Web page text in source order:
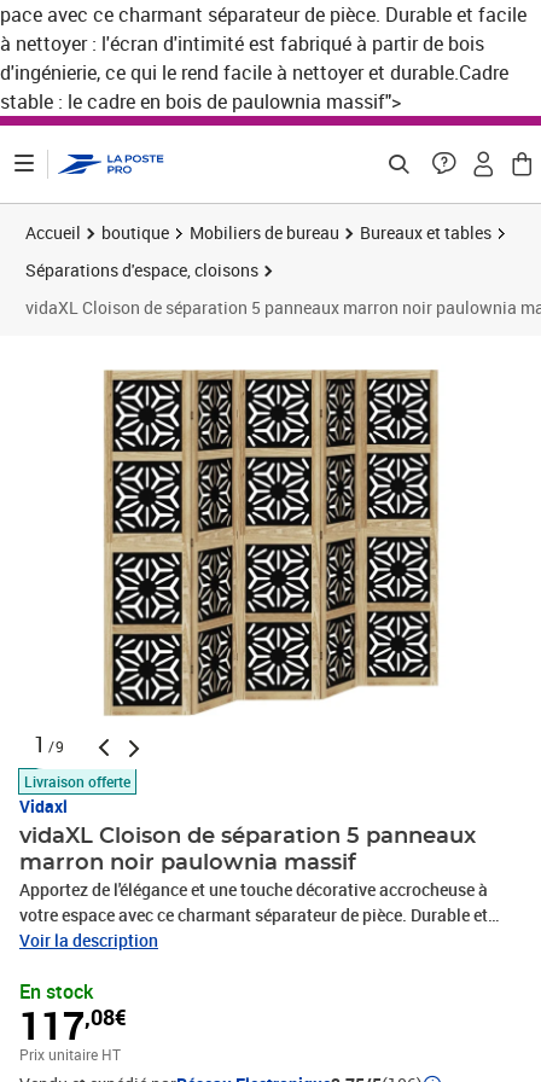
pace avec ce charmant séparateur de pièce. Durable et facile
à nettoyer : l'écran d'intimité est fabriqué à partir de bois
d'ingénierie, ce qui le rend facile à nettoyer et durable.Cadre
stable : le cadre en bois de paulownia massif">
de la page
Accueil boutique Mobiliers de bureau
Bureaux et tables
Séparations d'espace, cloisons
vidaXL Cloison de séparation 5 panneaux marron noir paulownia
1 /9
Livraison offerte
Vidaxl
vidaXL Cloison de séparation 5 panneaux
marron noir paulownia massif
Apportez de l'élégance et une touche décorative accrocheuse à
votre espace avec ce charmant séparateur de pièce. Durable et
facile à nettoyer : l'écran d'intimité est fabriqué à partir de bois
: le cadre en bois de paulownia massif assure robustesse et
stabilité. Le bois de paulownia massif est un magnifique matériau
naturel. Le bois de paulownia est très résistant aux insectes et à la
pourriture.Flexible et facile à plier : chaque cloison est reliée par 3
Voir la description
En stock
117,08€
Prix unitaire HT